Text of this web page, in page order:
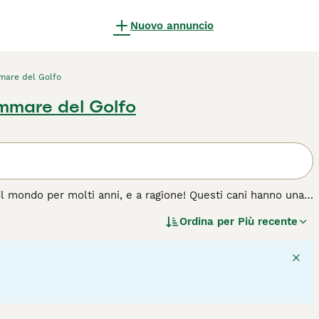
Nuovo annuncio
del Golfo
del Golfo
per molti anni, e a ragione! Questi cani hanno una
sono ancora visibili in campo poiché molto
razza di cane.
Ordina per Più recente